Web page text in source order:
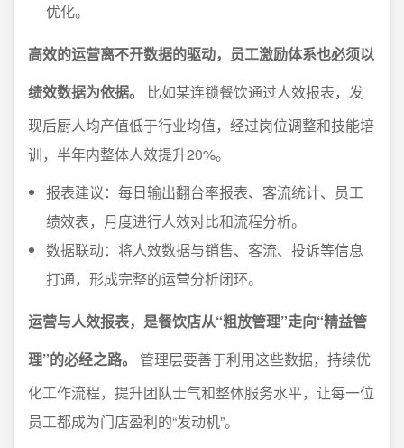
优化。
高效的运营离不开数据的驱动，员工激励体系也必须以
绩效数据为依据。
比如某连锁餐饮通过人效报表，发
现后厨人均产值低于行业均值，经过岗位调整和技能培
训，半年内整体人效提升20%。
报表建议：每日输出翻台率报表、客流统计、员工
绩效表，月度进行人效对比和流程分析。
数据联动：将人效数据与销售、客流、投诉等信息
打通，形成完整的运营分析闭环。
运营与人效报表，是餐饮店从“粗放管理”走向“精益管
理”的必经之路。
管理层要善于利用这些数据，持续优
化工作流程，提升团队士气和整体服务水平，让每一位
员工都成为门店盈利的“发动机”。